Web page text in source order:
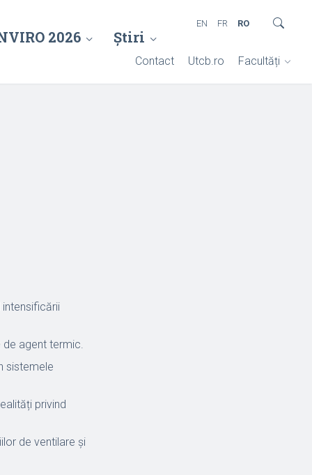
2026 Știri
Contact Utcb.ro Facultăți
EN FR RO
de agent termic.
sistemele
privind
de ventilare și